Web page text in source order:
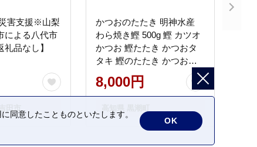
害支援※山梨
による八代市
品なし】
かつおのたたき 明神水産
わら焼き鰹 500g 鰹 カツオ
かつお 鰹たたき かつおタ
タキ 鰹のたたき かつおの
タタキ 藁焼き わら焼き 魚
さかな 海鮮 刺身 お刺身 冷
凍 ご家庭用 グルメ 特産品
ご当地 本場 高知 黒潮町 ギ
フト 贈答品 人気 返礼品 ふ
8,000円
同意したことものといたします。
OK